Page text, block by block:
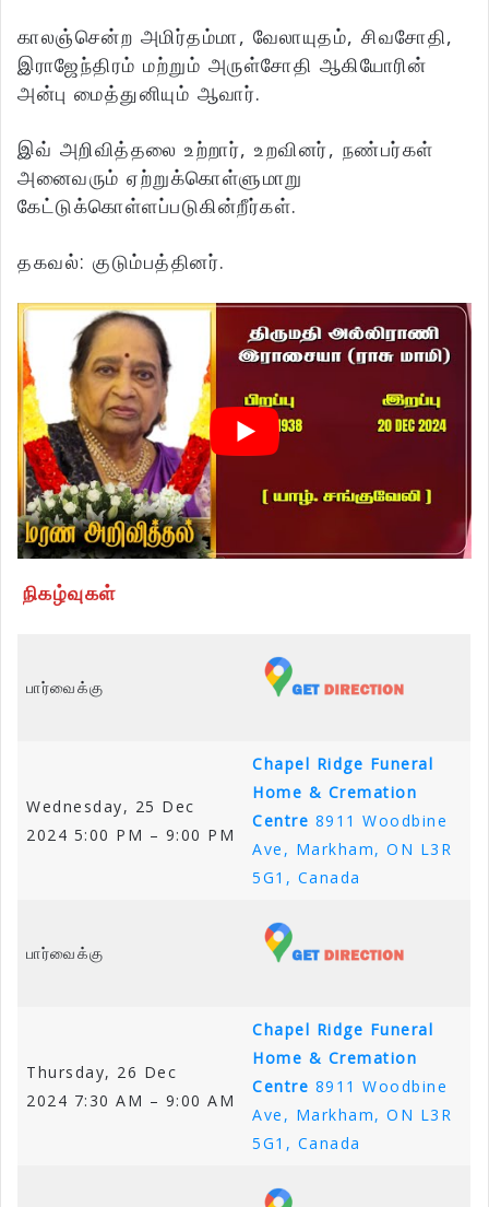
காலஞ்சென்ற அமிர்தம்மா, வேலாயுதம், சிவசோதி,
இராஜேந்திரம் மற்றும் அருள்சோதி ஆகியோரின்
அன்பு மைத்துனியும் ஆவார்.
இவ் அறிவித்தலை உற்றார், உறவினர், நண்பர்கள்
அனைவரும் ஏற்றுக்கொள்ளுமாறு
கேட்டுக்கொள்ளப்படுகின்றீர்கள்.
தகவல்: குடும்பத்தினர்.
நிகழ்வுகள்
பார்வைக்கு
Wednesday, 25 Dec
2024 5:00 PM – 9:00 PM
Chapel Ridge Funeral
Home & Cremation
Centre 8911 Woodbine
Ave, Markham, ON L3R
5G1, Canada
பார்வைக்கு
Thursday, 26 Dec
2024 7:30 AM – 9:00 AM
Chapel Ridge Funeral
Home & Cremation
Centre 8911 Woodbine
Ave, Markham, ON L3R
5G1, Canada